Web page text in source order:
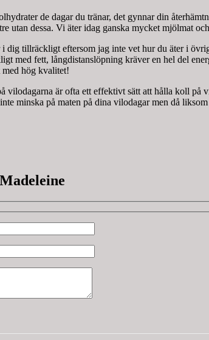
de dagar du tränar, det gynnar din
utan dessa. Vi äter idag ganska mycket mjölmat
i dig tillräckligt eftersom jag inte vet hur du äter i
med fett, långdistanslöpning kräver en hel del
med hög kvalitet!
vilodagarna är ofta ett effektivt sätt att hålla koll
minska på maten på dina vilodagar men då